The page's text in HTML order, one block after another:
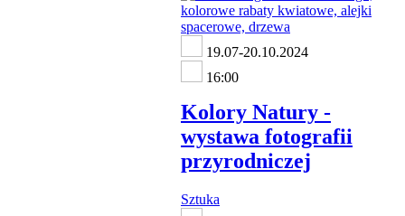
19.07-20.10.2024
16:00
Kolory Natury -
wystawa fotografii
przyrodniczej
Sztuka